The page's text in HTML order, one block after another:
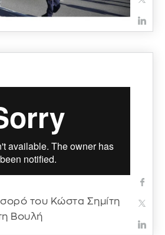
του Κώστα Σημίτη
Βουλή